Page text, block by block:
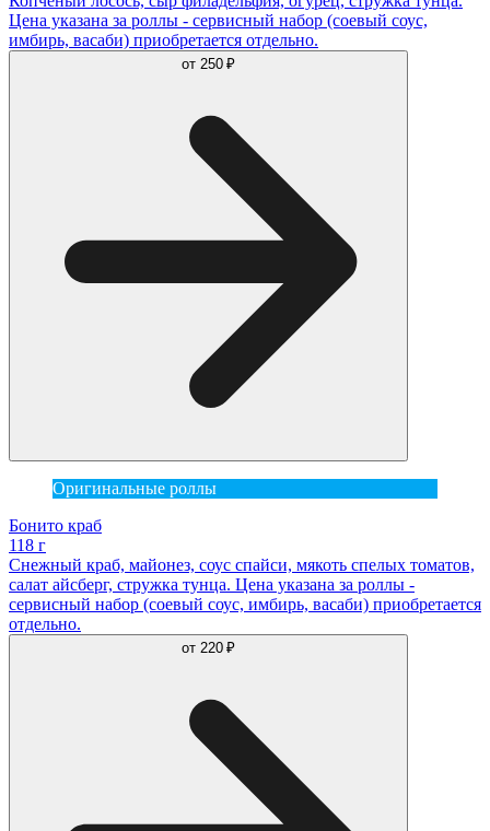
Цена указана за роллы - сервисный набор (соевый соус,
имбирь, васаби) приобретается отдельно.
от 250 ₽
Оригинальные роллы
Бонито краб
118 г
Снежный краб, майонез, соус спайси, мякоть спелых томатов,
салат айсберг, стружка тунца. Цена указана за роллы -
сервисный набор (соевый соус, имбирь, васаби) приобретается
отдельно.
от 220 ₽